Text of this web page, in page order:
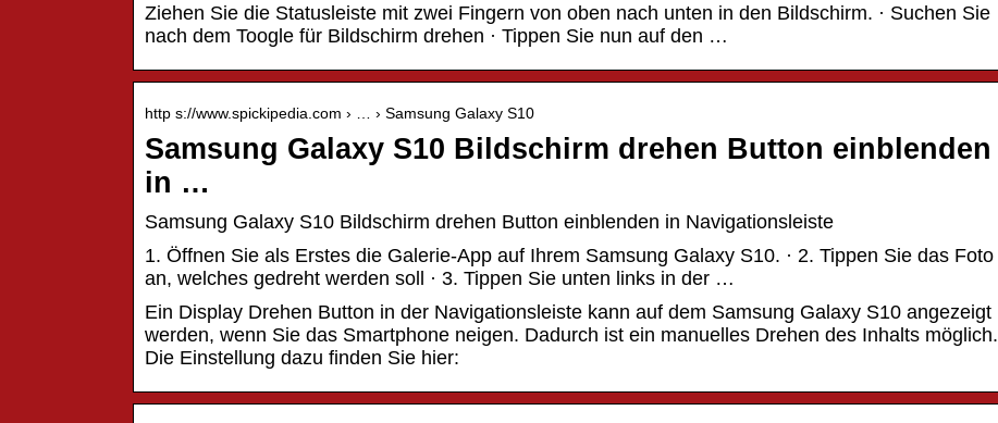
Ziehen Sie die Statusleiste mit zwei Fingern von oben nach unten in den Bildschirm. · Suchen Sie
nach dem Toogle für Bildschirm drehen · Tippen Sie nun auf den …
http s://www.spickipedia.com › … › Samsung Galaxy S10
Samsung Galaxy S10 Bildschirm drehen Button einblenden
in …
Samsung Galaxy S10 Bildschirm drehen Button einblenden in Navigationsleiste
1. Öffnen Sie als Erstes die Galerie-App auf Ihrem Samsung Galaxy S10. · 2. Tippen Sie das Foto
an, welches gedreht werden soll · 3. Tippen Sie unten links in der …
Ein Display Drehen Button in der Navigationsleiste kann auf dem Samsung Galaxy S10 angezeigt
werden, wenn Sie das Smartphone neigen. Dadurch ist ein manuelles Drehen des Inhalts möglich.
Die Einstellung dazu finden Sie hier: